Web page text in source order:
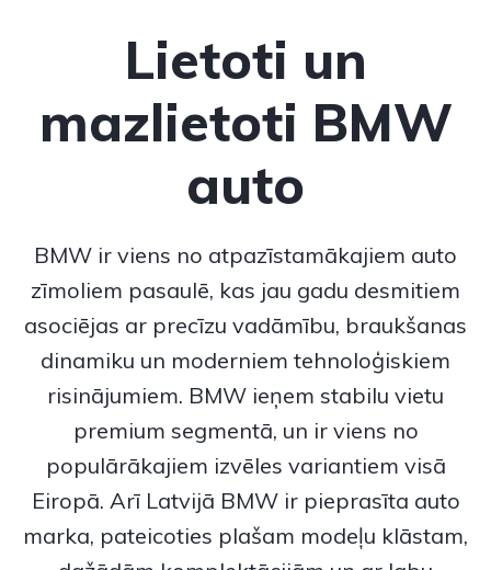
Lietoti un
mazlietoti BMW
auto
BMW ir viens no atpazīstamākajiem auto
zīmoliem pasaulē, kas jau gadu desmitiem
asociējas ar precīzu vadāmību, braukšanas
dinamiku un moderniem tehnoloģiskiem
risinājumiem. BMW ieņem stabilu vietu
premium segmentā, un ir viens no
populārākajiem izvēles variantiem visā
Eiropā. Arī Latvijā BMW ir pieprasīta auto
marka, pateicoties plašam modeļu klāstam,